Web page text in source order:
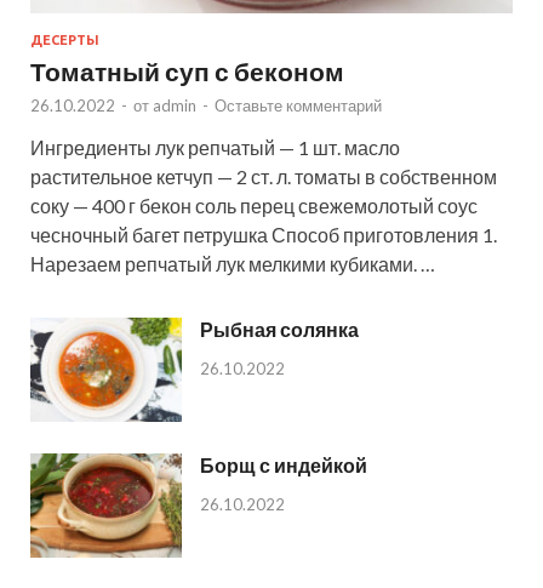
ДЕСЕРТЫ
Томатный суп с беконом
26.10.2022 - от admin - Оставьте комментарий
Ингредиенты лук репчатый — 1 шт. масло
растительное кетчуп — 2 ст. л. томаты в собственном
соку — 400 г бекон соль перец свежемолотый соус
чесночный багет петрушка Способ приготовления 1.
Нарезаем репчатый лук мелкими кубиками. …
Рыбная солянка
26.10.2022
Борщ с индейкой
26.10.2022